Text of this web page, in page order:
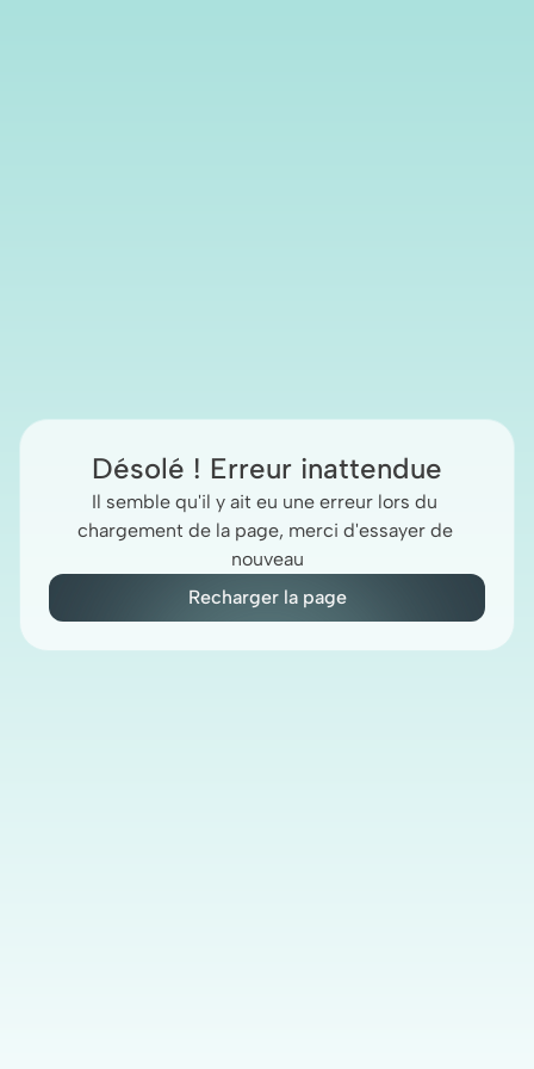
Désolé ! Erreur inattendue
Il semble qu'il y ait eu une erreur lors du
chargement de la page, merci d'essayer de
nouveau
Recharger la page